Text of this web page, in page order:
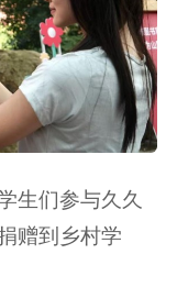
们参与久久
赠到乡村学